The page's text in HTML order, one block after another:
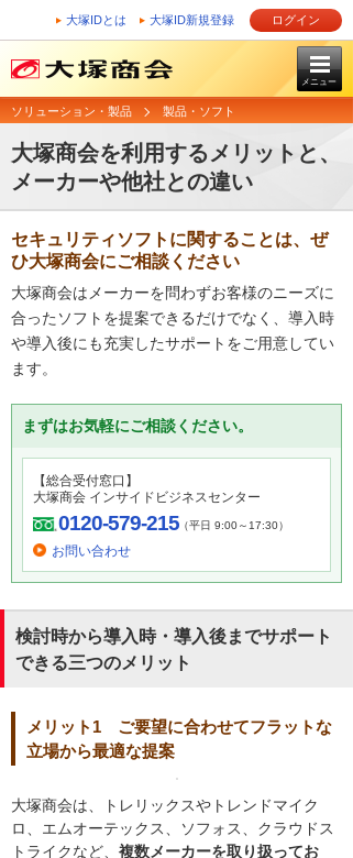
大塚IDとは 大塚ID新規登録 ログイン
メニュー
ソリューション・製品 製品・ソフト
大塚商会を利用するメリットと、
メーカーや他社との違い
セキュリティソフトに関することは、ぜ
ひ大塚商会にご相談ください
大塚商会はメーカーを問わずお客様のニーズに
合ったソフトを提案できるだけでなく、導入時
や導入後にも充実したサポートをご用意してい
ます。
まずはお気軽にご相談ください。
【総合受付窓口】
大塚商会 インサイドビジネスセンター
0120-579-215（平日 9:00～17:30）
お問い合わせ
検討時から導入時・導入後までサポート
できる三つのメリット
メリット1 ご要望に合わせてフラットな
立場から最適な提案
大塚商会は、トレリックスやトレンドマイク
ロ、エムオーテックス、ソフォス、クラウドス
トライクなど、 複数メーカーを取り扱ってお